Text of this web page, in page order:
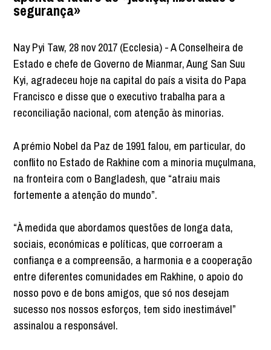
segurança»
Nay Pyi Taw, 28 nov 2017 (Ecclesia) - A Conselheira de
Estado e chefe de Governo de Mianmar, Aung San Suu
Kyi, agradeceu hoje na capital do país a visita do Papa
Francisco e disse que o executivo trabalha para a
reconciliação nacional, com atenção às minorias.
A prémio Nobel da Paz de 1991 falou, em particular, do
conflito no Estado de Rakhine com a minoria muçulmana,
na fronteira com o Bangladesh, que “atraiu mais
fortemente a atenção do mundo”.
“À medida que abordamos questões de longa data,
sociais, económicas e políticas, que corroeram a
confiança e a compreensão, a harmonia e a cooperação
entre diferentes comunidades em Rakhine, o apoio do
nosso povo e de bons amigos, que só nos desejam
sucesso nos nossos esforços, tem sido inestimável”
assinalou a responsável.